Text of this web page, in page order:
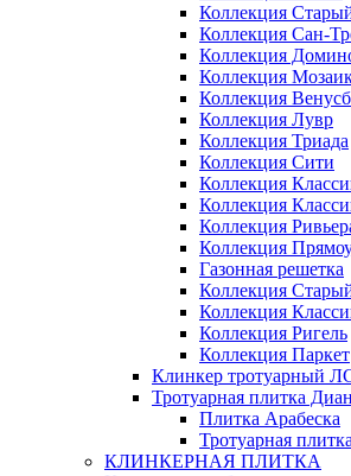
Коллекция
Коллекция Сан-
Коллекция
Коллекция
Коллекция
Коллекция Лувр
Коллекция Триада
Коллекция Сити
Коллекция
Коллекция
Коллекция
Коллекция
Газонная решетка
Коллекция
Коллекция
Коллекция Ригель
Коллекция Паркет
Клинкер тротуарный
Тротуарная плитка
Плитка Арабеска
Тротуарная
КЛИНКЕРНАЯ ПЛИТКА